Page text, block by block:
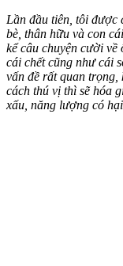
Lần đầu tiên, tôi được
bè, thân hữu và con
kể câu chuyện cười
cái chết cũng như cái
vấn đề rất quan
cách thú vị thì sẽ hóa
xấu, năng lượng có